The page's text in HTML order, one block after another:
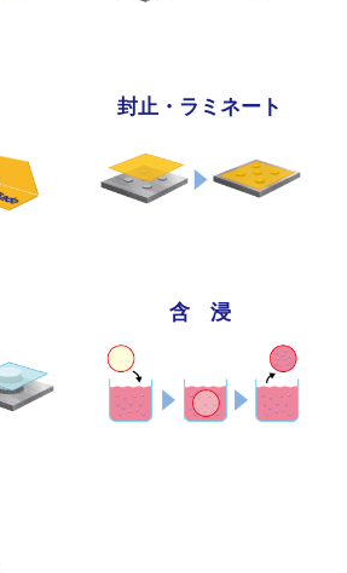
封止・ラミネート
含 浸